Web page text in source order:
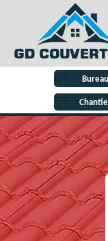
Bureau